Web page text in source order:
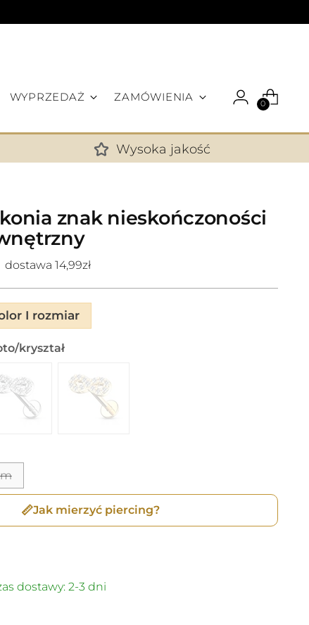
WYPRZEDAŻ ZAMÓWIENIA
0
✕
Wysoka jakość
znak nieskończoności
dostawa 14,99zł
I rozmiar
kryształ
📏Jak mierzyć piercing?
dostawy: 2-3 dni